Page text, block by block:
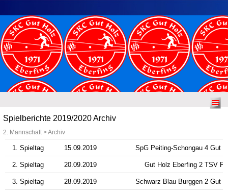
Spielberichte 2019/2020 Archiv
2. Mannschaft > Archiv
1. Spieltag 15.09.2019 SpG Peiting-Schongau 4 Gut
2. Spieltag 20.09.2019 Gut Holz Eberfing 2 TSV
3. Spieltag 28.09.2019 Schwarz Blau Burggen 2 Gut